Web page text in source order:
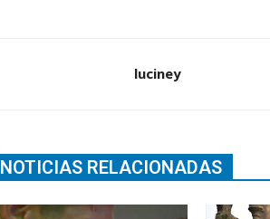
luciney
NOTICIAS RELACIONADAS